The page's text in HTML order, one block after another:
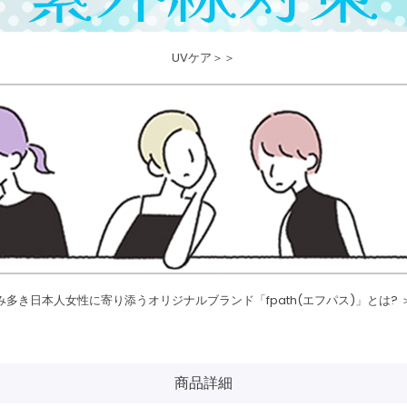
UVケア＞＞
多き日本人女性に寄り添うオリジナルブランド「fpath(エフパス)」とは?
商品詳細